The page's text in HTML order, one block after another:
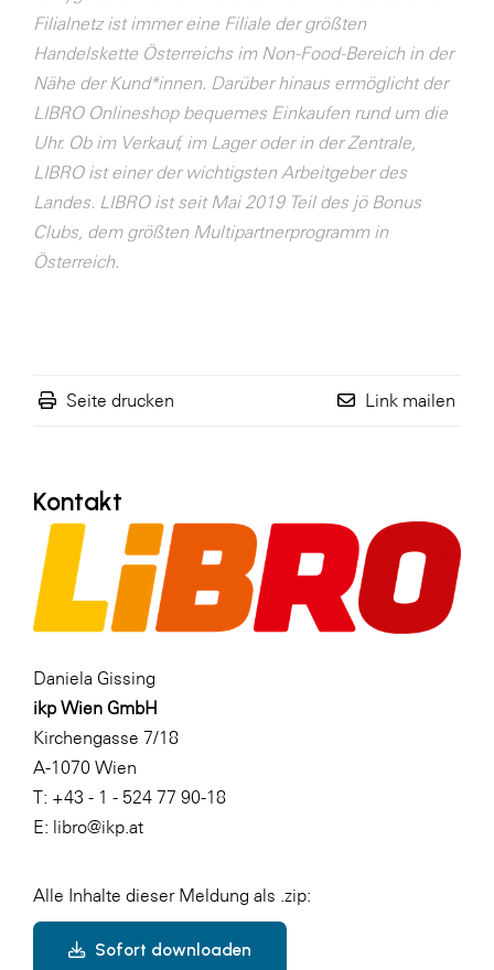
WKS Fachgruppe Finanzdienstleister
WK UBIT
Zühlke
Media
Filialnetz ist immer eine Filiale der größten
Handelskette Österreichs im Non-Food-Bereich in der
Nähe der Kund*innen. Darüber hinaus ermöglicht der
LIBRO Onlineshop bequemes Einkaufen rund um die
Uhr. Ob im Verkauf, im Lager oder in der Zentrale,
LIBRO ist einer der wichtigsten Arbeitgeber des
Landes. LIBRO ist seit Mai 2019 Teil des jö Bonus
Clubs, dem größten Multipartnerprogramm in
Österreich.
Seite drucken Link mailen
Kontakt
Daniela Gissing
ikp Wien GmbH
Kirchengasse 7/18
A-1070 Wien
T: +43 - 1 - 524 77 90-18
E: libro@ikp.at
Alle Inhalte dieser Meldung als .zip:
Sofort downloaden